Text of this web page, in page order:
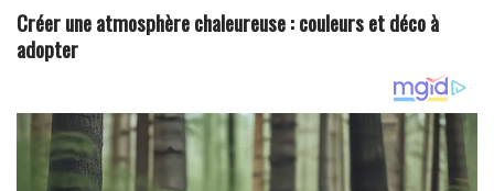
Créer une atmosphère chaleureuse : couleurs et déco à
adopter